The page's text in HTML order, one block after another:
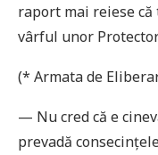
raport mai reiese
vârful unor
(* Armata de
— Nu cred că e
prevadă